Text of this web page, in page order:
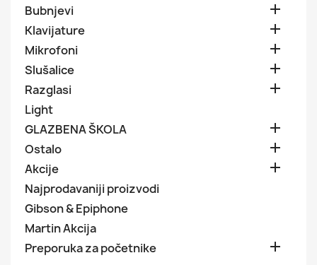
Bubnjevi 
Klavijature 
Mikrofoni 
Slušalice 
Razglasi 
Light
GLAZBENA ŠKOLA

Ostalo 
Akcije 
Najprodavaniji proizvodi
Gibson & Epiphone
Martin Akcija
Preporuka za početnike
